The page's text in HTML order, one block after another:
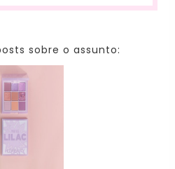
sobre o assunto: